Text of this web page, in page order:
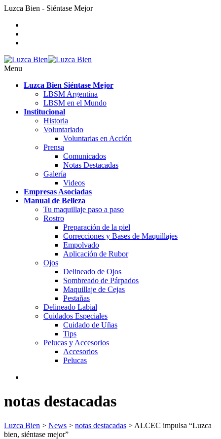
Luzca Bien - Siéntase Mejor
Menu
Luzca Bien Siéntase Mejor
LBSM Argentina
LBSM en el Mundo
Institucional
Historia
Voluntariado
Voluntarias en Acción
Prensa
Comunicados
Notas Destacadas
Galería
Videos
Empresas Asociadas
Manual de Belleza
Tu maquillaje paso a paso
Rostro
Preparación de la piel
Correcciones y Bases de Maquillajes
Empolvado
Aplicación de Rubor
Ojos
Delineado de Ojos
Sombreado de Párpados
Maquillaje de Cejas
Pestañas
Delineado Labial
Cuidados Especiales
Cuidado de Uñas
Tips
Pelucas y Accesorios
Accesorios
Pelucas
notas destacadas
Luzca Bien > News > notas destacadas > ALCEC impulsa “Luzca
bien, siéntase mejor”